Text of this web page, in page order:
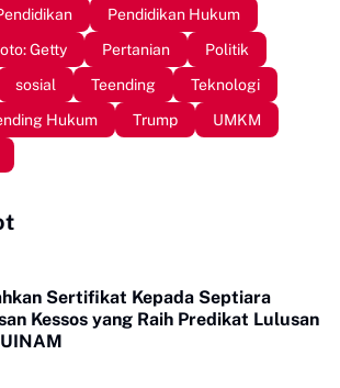
Pendidikan Hukum
Getty
Pertanian
Politik
sosial Teending
Teknologi
Hukum Trump
UMKM
Sertifikat Kepada Septiara
Kessos yang Raih Predikat Lulusan